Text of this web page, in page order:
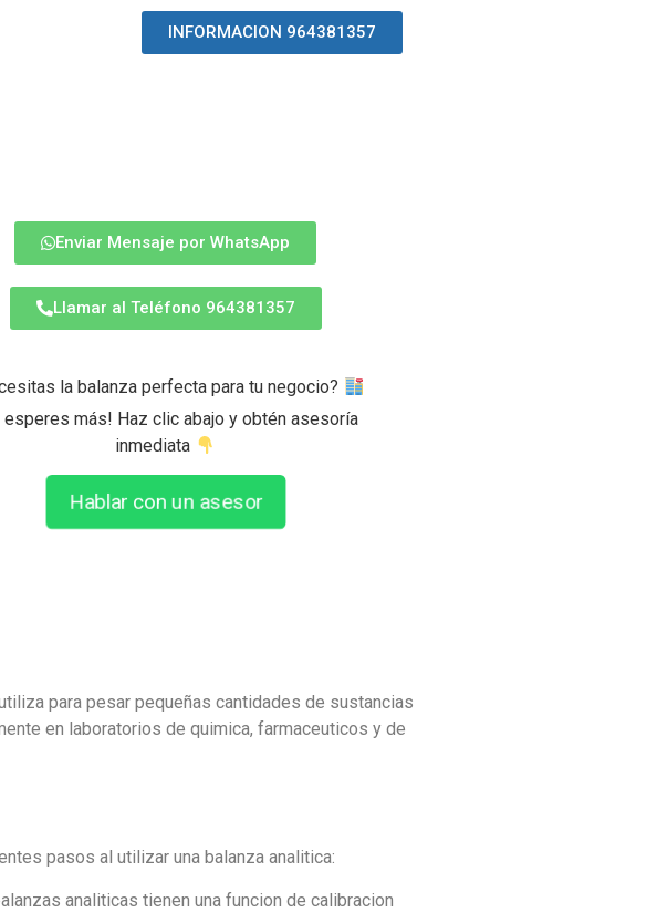
INFORMACION 964381357
Enviar Mensaje por WhatsApp
Llamar al Teléfono 964381357
la balanza perfecta para tu negocio?
esperes más! Haz clic abajo y obtén asesoría
inmediata
Hablar con un asesor
para pesar pequeñas cantidades de sustancias
en laboratorios de quimica, farmaceuticos y de
pasos al utilizar una balanza analitica:
analiticas tienen una funcion de calibracion